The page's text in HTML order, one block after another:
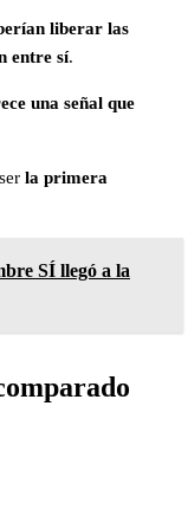
liberar las
entre sí.
una señal que
la primera
SÍ llegó a la